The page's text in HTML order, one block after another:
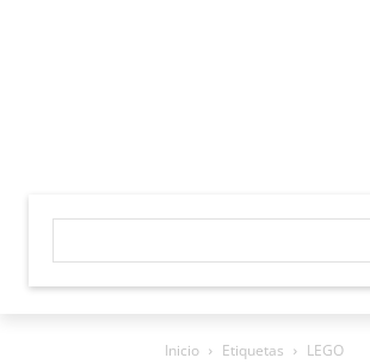
Inicio Etiquetas LEGO